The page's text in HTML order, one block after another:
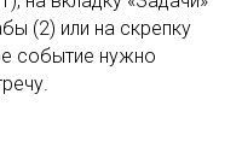
(2) или на скрепку
событие нужно